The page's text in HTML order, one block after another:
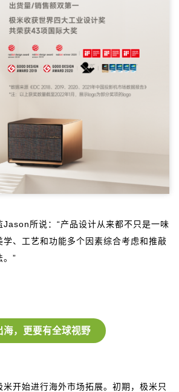
Jason所说：“产品设计从来都不只是一味
、工艺和功能多个因素综合考虑和推敲
。”
海，更要有全球视野
开始进行海外市场拓展。初期，极米只